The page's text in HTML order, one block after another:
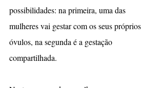
possibilidades: na primeira, uma das
mulheres vai gestar com os seus próprios
óvulos, na segunda é a gestação
compartilhada.